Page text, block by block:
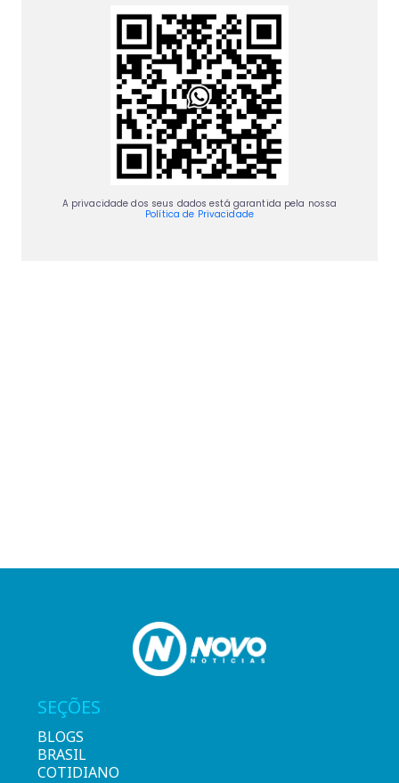
A privacidade dos seus dados está garantida pela nossa
Política de Privacidade
SEÇÕES
BLOGS
BRASIL
COTIDIANO